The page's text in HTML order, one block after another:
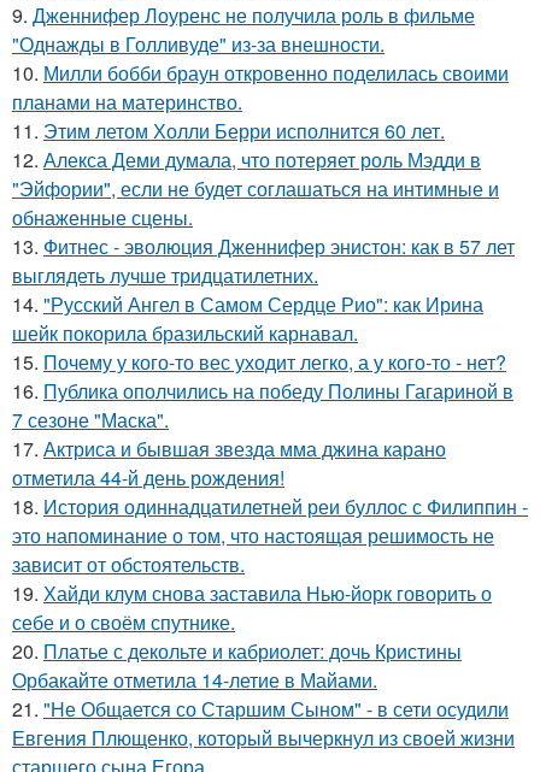
9. Дженнифер Лоуренс не получила роль в фильме
"Однажды в Голливуде" из-за внешности.
10. Милли бобби браун откровенно поделилась своими
планами на материнство.
11. Этим летом Холли Берри исполнится 60 лет.
12. Алекса Деми думала, что потеряет роль Мэдди в
"Эйфории", если не будет соглашаться на интимные и
обнаженные сцены.
13. Фитнес - эволюция Дженнифер энистон: как в 57 лет
выглядеть лучше тридцатилетних.
14. "Русский Ангел в Самом Сердце Рио": как Ирина
шейк покорила бразильский карнавал.
15. Почему у кого-то вес уходит легко, а у кого-то - нет?
16. Публика ополчились на победу Полины Гагариной в
7 сезоне "Маска".
17. Актриса и бывшая звезда мма джина карано
отметила 44-й день рождения!
18. История одиннадцатилетней реи буллос с Филиппин -
это напоминание о том, что настоящая решимость не
зависит от обстоятельств.
19. Хайди клум снова заставила Нью-йорк говорить о
себе и о своём спутнике.
20. Платье с декольте и кабриолет: дочь Кристины
Орбакайте отметила 14-летие в Майами.
21. "Не Общается со Старшим Сыном" - в сети осудили
Евгения Плющенко, который вычеркнул из своей жизни
старшего сына Егора.